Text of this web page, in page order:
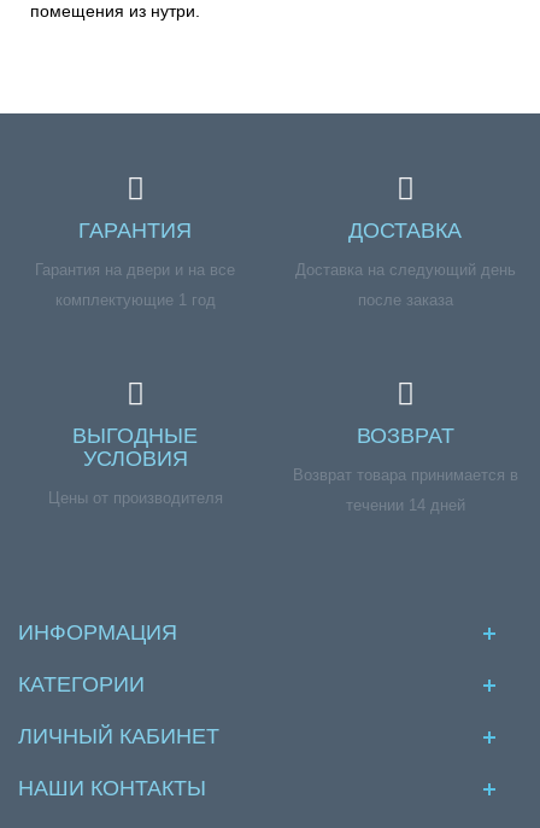
помещения из нутри.
ГАРАНТИЯ
Гарантия на двери и на все
комплектующие 1 год
ДОСТАВКА
Доставка на следующий день
после заказа
ВЫГОДНЫЕ
УСЛОВИЯ
Цены от производителя
ВОЗВРАТ
Возврат товара принимается в
течении 14 дней
ИНФОРМАЦИЯ
КАТЕГОРИИ
ЛИЧНЫЙ КАБИНЕТ
НАШИ КОНТАКТЫ